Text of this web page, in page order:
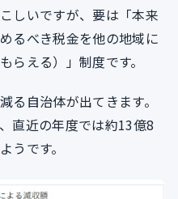
しいですが、要は「本来
るべき税金を他の地域に
らえる）」制度です。
る自治体が出てきます。
直近の年度では約13億8
うです。